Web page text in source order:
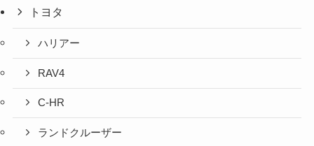
トヨタ
ハリアー
RAV4
C-HR
ランドクルーザー